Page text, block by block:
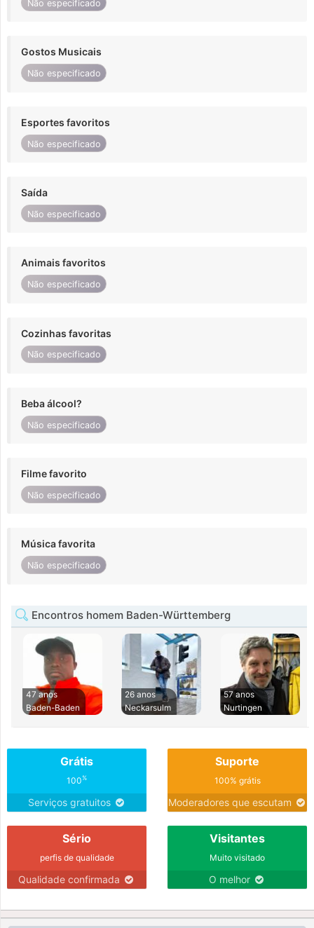
Não especificado
Gostos Musicais
Não especificado
Esportes favoritos
Não especificado
Saída
Não especificado
Animais favoritos
Não especificado
Cozinhas favoritas
Não especificado
Beba álcool?
Não especificado
Filme favorito
Não especificado
Música favorita
Não especificado
Encontros homem Baden-Württemberg
47 anos
Baden-Baden
26 anos
Neckarsulm
57 anos
Nurtingen
Grátis
100%
Serviços gratuitos
Suporte
100% grátis
Moderadores que escutam
Sério
perfis de qualidade
Qualidade confirmada
Visitantes
Muito visitado
O melhor